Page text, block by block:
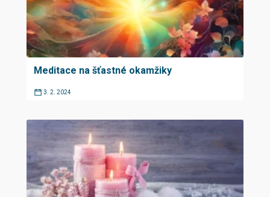
Meditace na šťastné okamžiky
3. 2. 2024